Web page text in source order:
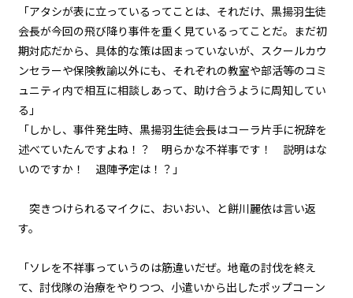
一章
地竜戦（４）
一章
一章
地竜戦（６）
一章
一章
地竜戦（８）
「アタシが表に立っているってことは、それだけ、黒揚羽生徒
会長が今回の飛び降り事件を重く見ているってことだ。まだ初
期対応だから、具体的な策は固まっていないが、スクールカウ
ンセラーや保険教諭以外にも、それぞれの教室や部活等のコミ
ュニティ内で相互に相談しあって、助け合うように周知してい
る」
「しかし、事件発生時、黒揚羽生徒会長はコーラ片手に祝辞を
述べていたんですよね！？ 明らかな不祥事です！ 説明はな
いのですか！ 退陣予定は！？」
突きつけられるマイクに、おいおい、と餅川麗依は言い返
す。
「ソレを不祥事っていうのは筋違いだぜ。地竜の討伐を終え
て、討伐隊の治療をやりつつ、小遣いから出したポップコーン